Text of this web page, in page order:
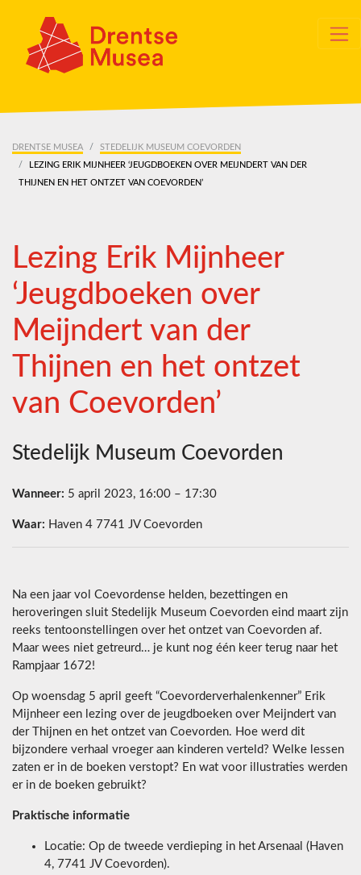
DRENTSE MUSEA
STEDELIJK MUSEUM COEVORDEN
LEZING ERIK MIJNHEER ‘JEUGDBOEKEN OVER MEIJNDERT VAN DER
THIJNEN EN HET ONTZET VAN COEVORDEN’
Lezing Erik Mijnheer
‘Jeugdboeken over
Meijndert van der
Thijnen en het ontzet
van Coevorden’
Stedelijk Museum Coevorden
Wanneer: 5 april 2023, 16:00 – 17:30
Waar: Haven 4 7741 JV Coevorden
Na een jaar vol Coevordense helden, bezettingen en
heroveringen sluit Stedelijk Museum Coevorden eind maart zijn
reeks tentoonstellingen over het ontzet van Coevorden af.
Maar wees niet getreurd… je kunt nog één keer terug naar het
Rampjaar 1672!
Op woensdag 5 april geeft “Coevorderverhalenkenner” Erik
Mijnheer een lezing over de jeugdboeken over Meijndert van
der Thijnen en het ontzet van Coevorden. Hoe werd dit
bijzondere verhaal vroeger aan kinderen verteld? Welke lessen
zaten er in de boeken verstopt? En wat voor illustraties werden
er in de boeken gebruikt?
Praktische informatie
Locatie: Op de tweede verdieping in het Arsenaal (Haven
4, 7741 JV Coevorden).